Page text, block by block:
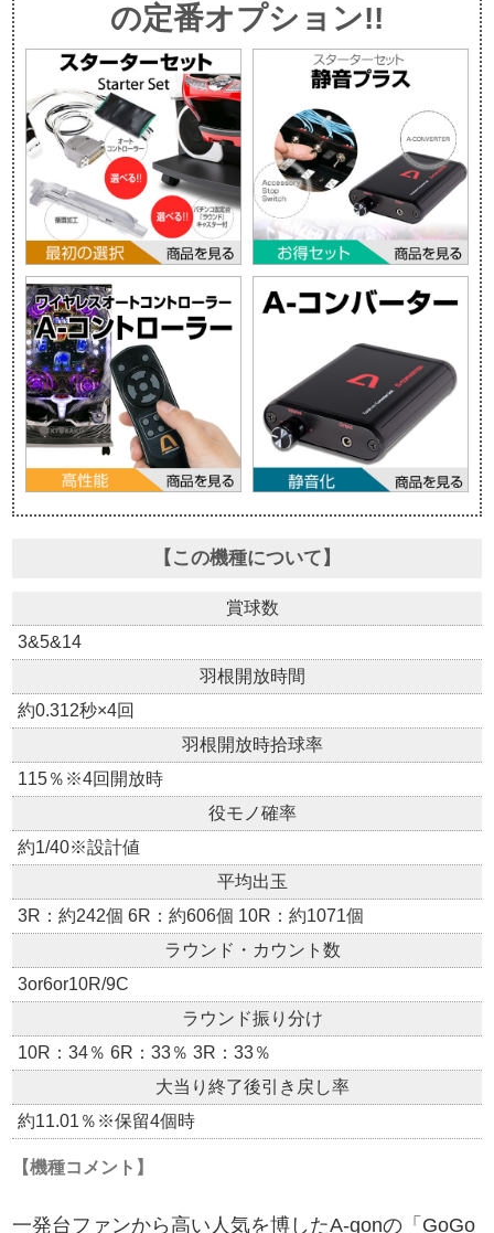
の定番オプション!!
【この機種について】
賞球数
3&5&14
羽根開放時間
約0.312秒×4回
羽根開放時拾球率
115％※4回開放時
役モノ確率
約1/40※設計値
平均出玉
3R：約242個 6R：約606個 10R：約1071個
ラウンド・カウント数
3or6or10R/9C
ラウンド振り分け
10R：34％ 6R：33％ 3R：33％
大当り終了後引き戻し率
約11.01％※保留4個時
【機種コメント】
一発台ファンから高い人気を博したA-gonの「GoGo